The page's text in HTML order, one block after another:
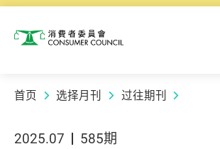
消费者委员会
首页 选择月刊 过往期刊
2025.07 585期